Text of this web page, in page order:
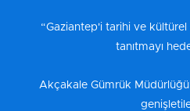
“Gaziantep'i tarihi ve
tanıtmayı
Akçakale Gümrük